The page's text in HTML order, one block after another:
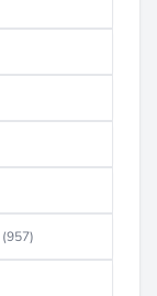
(957)